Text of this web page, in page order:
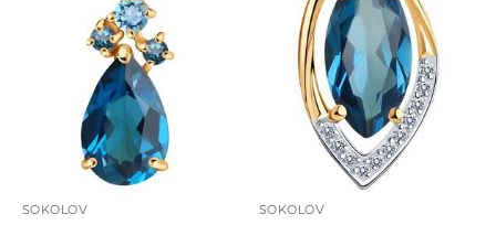
SOKOLOV SOKOLOV